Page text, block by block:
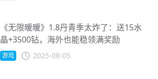
《无限暖暖》1.8丹青季太炸了：送15水
晶+3500钻，海外也能稳领满奖励
游戏 2025-08-05